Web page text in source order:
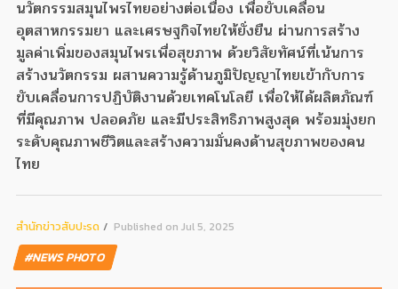
นวัตกรรมสมุนไพรไทยอย่างต่อเนื่อง เพื่อขับเคลื่อน
อุตสาหกรรมยา และเศรษฐกิจไทยให้ยั่งยืน ผ่านการสร้าง
มูลค่าเพิ่มของสมุนไพรเพื่อสุขภาพ ด้วยวิสัยทัศน์ที่เน้นการ
สร้างนวัตกรรม ผสานความรู้ด้านภูมิปัญญาไทยเข้ากับการ
ขับเคลื่อนการปฏิบัติงานด้วยเทคโนโลยี เพื่อให้ได้ผลิตภัณฑ์
ที่มีคุณภาพ ปลอดภัย และมีประสิทธิภาพสูงสุด พร้อมมุ่งยก
ระดับคุณภาพชีวิตและสร้างความมั่นคงด้านสุขภาพของคน
ไทย
สํานักข่าวสับปะรด Published on Jul 5, 2025
#NEWS PHOTO